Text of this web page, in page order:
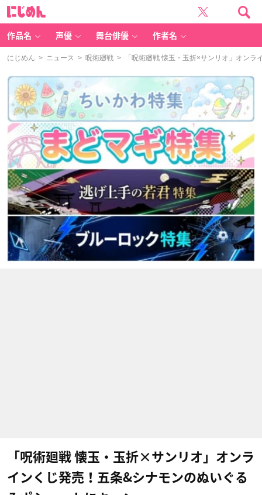
作品名 声優 舞台俳優 作者名
にじめん > ニュース > 呪術廻戦 > 「呪術廻戦 懐玉・玉折×サンリオ」オンラ
「呪術廻戦 懐玉・玉折×サンリオ」オンラ
インくじ発売！五条&シナモンのぬいぐる